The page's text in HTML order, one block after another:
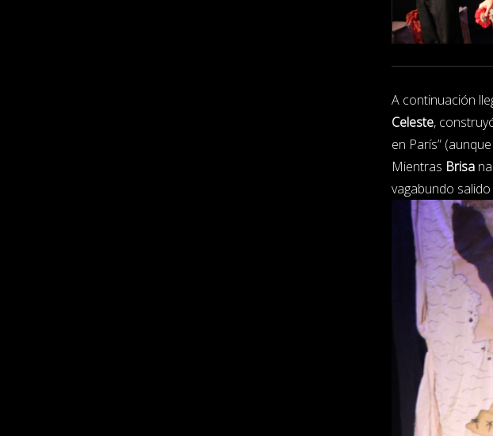
A continuación
Celeste,
en París”
Mientras Brisa
vagabundo